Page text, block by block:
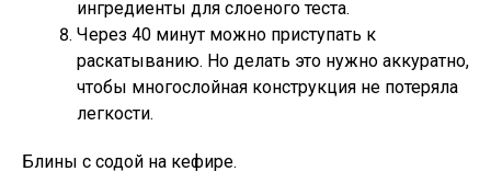
ингредиенты для слоеного теста.
Через 40 минут можно приступать к
раскатыванию. Но делать это нужно аккуратно,
чтобы многослойная конструкция не потеряла
легкости.
Блины с содой на кефире.